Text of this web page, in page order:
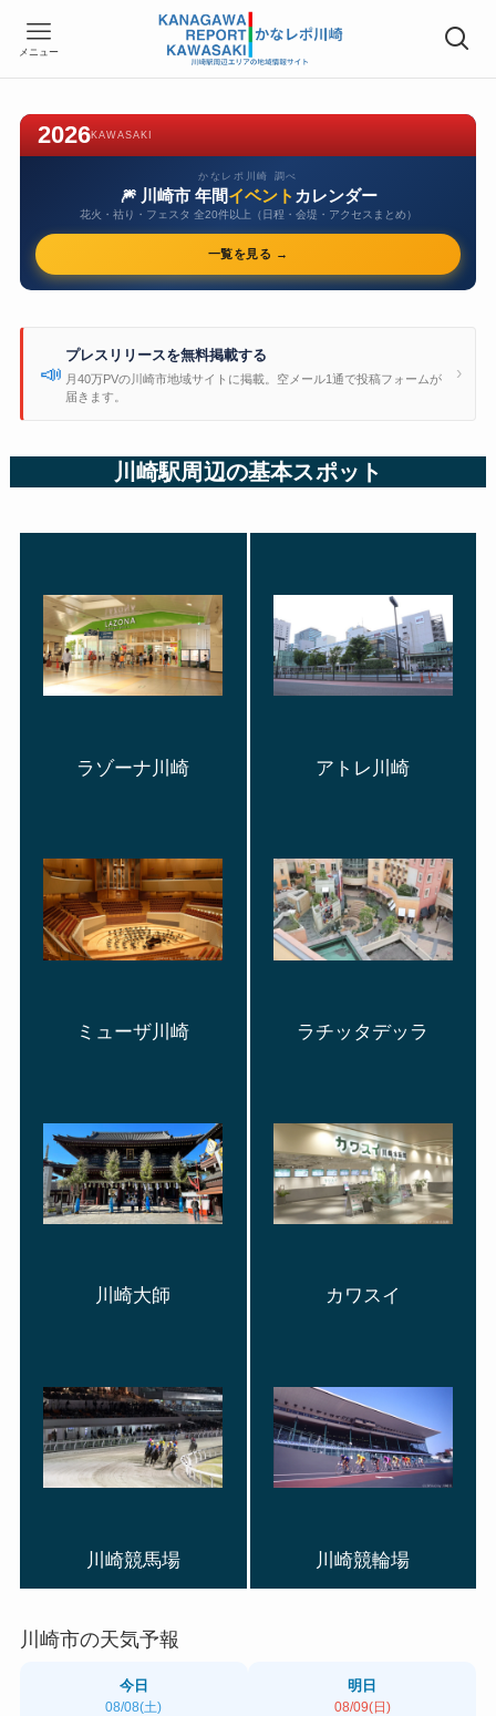
メニュー
2026KAWASAKI
かなレポ川崎 調べ
🎆 川崎市 年間イベント カレンダー
花火・祜り・フェスタ 全20件以上（日程・会堤・アクセスまとめ）
一覧を見る →
📣
プレスリリースを無料掲載する
月40万PVの川崎市地域サイトに掲載。空メール1通で投稿フォームが
届きます。
›
川崎駅周辺の基本スポット
ラゾーナ川崎 アトレ川崎
ミューザ川崎 ラチッタデッラ
川崎大師 カワスイ
川崎競馬場 川崎競輪場
川崎市の天気予報
今日
08/08(土)
明日
08/09(日)